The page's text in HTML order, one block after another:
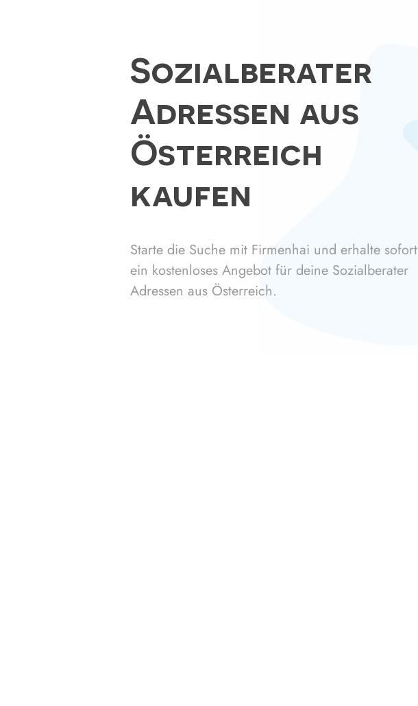
Sozialberater
Adressen aus
Österreich
kaufen
Starte die Suche mit Firmenhai und erhalte sofort
ein kostenloses Angebot für deine Sozialberater
Adressen aus Österreich.